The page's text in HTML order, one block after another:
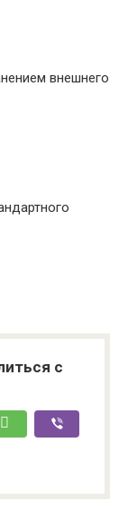
внешнего
с